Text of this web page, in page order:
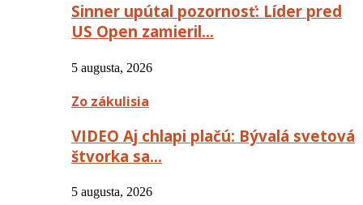
Sinner upútal pozornosť: Líder pred
US Open zamieril…
5 augusta, 2026
Zo zákulisia
VIDEO Aj chlapi plačú: Bývalá svetová
štvorka sa…
5 augusta, 2026